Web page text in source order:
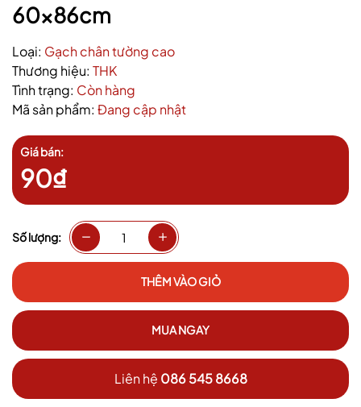
60x86cm
Loại: Gạch chân tường cao
Thương hiệu: THK
Tình trạng: Còn hàng
Mã sản phẩm: Đang cập nhật
Giá bán:
90₫
Số lượng:
THÊM VÀO GIỎ
MUA NGAY
Liên hệ 086 545 8668